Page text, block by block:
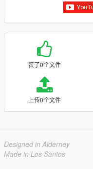
赞了0个文件
上传0个文件
Designed in Alderney
Made in Los Santos